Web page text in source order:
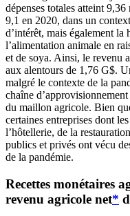
dépenses totales atteint
9,1 en 2020, dans un
d’intérêt, mais également la
l’alimentation animale en
et de soya. Ainsi, le revenu
aux alentours de 1,76 G$.
malgré le contexte de la
chaîne
du maillon agricole. Bien
certaines entreprises dont
l’hôtellerie, de la
publics et privés ont vécu
de la pandémie.
Recettes monétaires
revenu agricole net*